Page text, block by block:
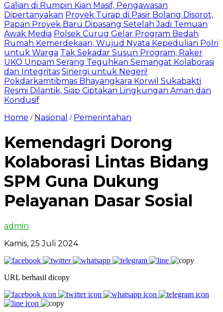
Galian di Rumpin Kian Masif, Pengawasan
Dipertanyakan Proyek Turap di Pasir Bolang Disorot,
Papan Proyek Baru Dipasang Setelah Jadi Temuan
Awak Media Polsek Curug Gelar Program Bedah
Rumah Kemerdekaan, Wujud Nyata Kepedulian Polri
untuk Warga Tak Sekadar Susun Program, Raker
UKO Unpam Serang Teguhkan Semangat Kolaborasi
dan Integritas Sinergi untuk Negeri!
Pokdarkamtibmas Bhayangkara Korwil Sukabakti
Resmi Dilantik, Siap Ciptakan Lingkungan Aman dan
Kondusif
Home / Nasional / Pemerintahan
Kemendagri Dorong
Kolaborasi Lintas Bidang
SPM Guna Dukung
Pelayanan Dasar Sosial
admin
Kamis, 25 Juli 2024
URL berhasil dicopy